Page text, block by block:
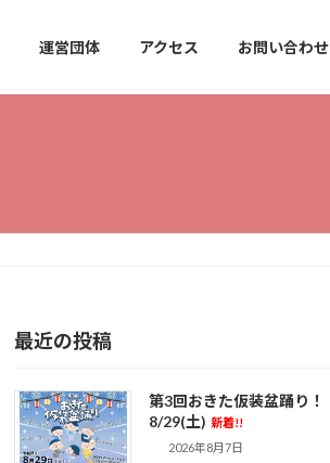
運営団体 アクセス お問い合わせ
最近の投稿
第3回おきた仮装盆踊り！
8/29(土) 新着!!
2026年8月7日